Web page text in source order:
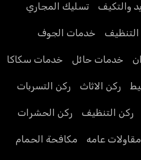
والتكيف تسليك المجاري
خدمات الجوف
خدمات حائل خدمات سكاكا
ركن الاثاث ركن التسربات
ركن التنظيف ركن الحشرات
مقاولات عامه مكافحة الحمام